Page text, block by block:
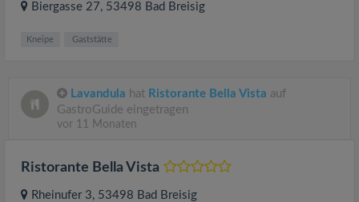
Biergasse 27, 53498 Bad Breisig
Kneipe Gaststätte
Lavandula hat Ristorante Bella Vista auf
GastroGuide eingetragen
vor 11 Monaten
Ristorante Bella Vista
Rheinufer 3, 53498 Bad Breisig